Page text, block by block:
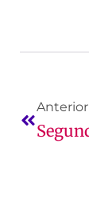
Anterior